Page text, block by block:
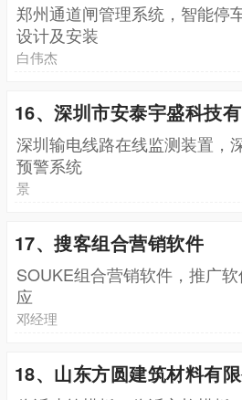
郑州通道闸管理系统，智能停
设计及安装
白伟杰
16、深圳市安泰宇盛科技
深圳输电线路在线监测装置，
预警系统
景
17、搜客组合营销软件
SOUKE组合营销软件，推广
应
邓经理
18、山东方圆建筑材料有